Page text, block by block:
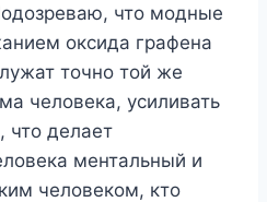
что модные
оксида графена
точно той же
человека, усиливать
что делает
ментальный и
человеком, кто